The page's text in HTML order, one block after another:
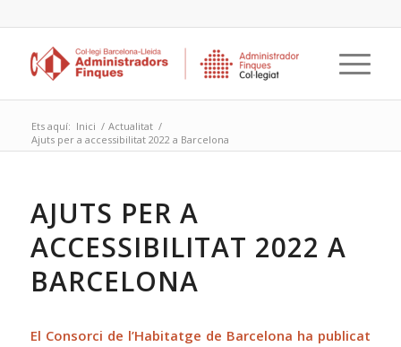
Ets aquí: Inici / Actualitat /
Ajuts per a accessibilitat 2022 a Barcelona
AJUTS PER A
ACCESSIBILITAT 2022 A
BARCELONA
El Consorci de l’Habitatge de Barcelona ha publicat